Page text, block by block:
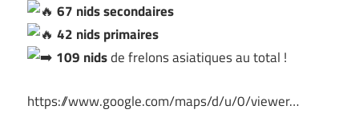
67 nids secondaires
42 nids primaires
109 nidsde frelons asiatiques au total !
https://www.google.com/maps/d/u/0/viewer…